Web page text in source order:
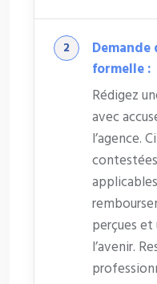
formelle :
Rédigez
avec
l’agence.
perçues
l’avenir.